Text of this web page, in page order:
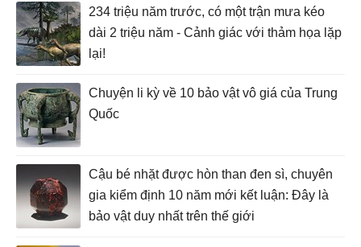
234 triệu năm trước, có một trận mưa kéo
dài 2 triệu năm - Cảnh giác với thảm họa lặp
lại!
Chuyện li kỳ về 10 bảo vật vô giá của Trung
Quốc
Cậu bé nhặt được hòn than đen sì, chuyên
gia kiểm định 10 năm mới kết luận: Đây là
bảo vật duy nhất trên thế giới